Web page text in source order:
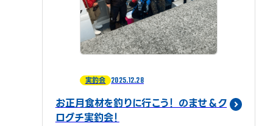
実釣会 2025.12.28
お正月食材を釣りに行こう！ のませ＆ク
ログチ実釣会！